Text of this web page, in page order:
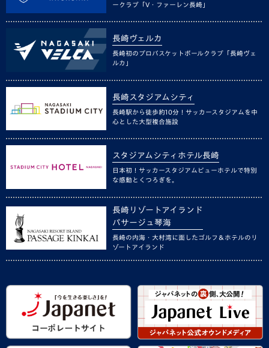
ークラブ「V・ファーレン長崎」
長崎ヴェルカ
長崎初のプロバスケットボールクラブ「長崎ヴェ
ルカ」
長崎スタジアムシティ
長崎駅から徒歩約10分！サッカースタジアムを中
心とした大型複合施設
スタジアムシティホテル長崎
日本初！サッカースタジアムビューホテルで特別
な感動とくつろぎを。
長崎リゾートアイランド
パサージュ琴海
長崎の内海・大村湾に面したゴルフ＆ホテルのリ
ゾートアイランド